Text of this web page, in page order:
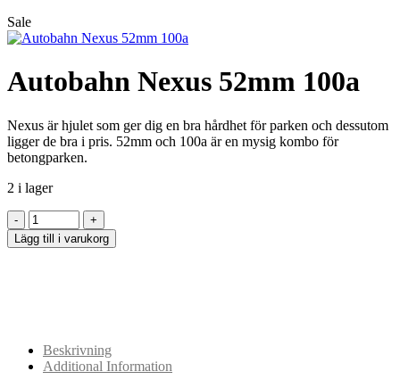
Sale
Autobahn Nexus 52mm 100a
Nexus är hjulet som ger dig en bra hårdhet för parken och dessutom
ligger de bra i pris. 52mm och 100a är en mysig kombo för
betongparken.
2 i lager
Lägg till i varukorg
Beskrivning
Additional Information